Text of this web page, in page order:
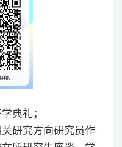
典礼；
关研究方向研究员作